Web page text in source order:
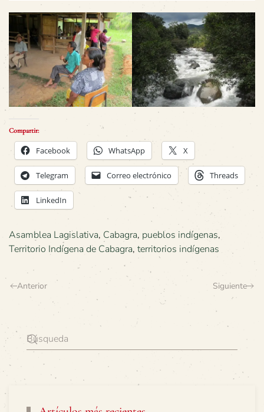
Compartir:
Facebook WhatsApp X
Telegram Correo electrónico Threads
LinkedIn
Asamblea Lagislativa, Cabagra, pueblos indígenas,
Territorio Indígena de Cabagra, territorios indígenas
Anterior Siguiente